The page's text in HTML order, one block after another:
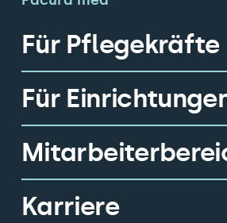
Für Pflegekräfte
Für
Karriere